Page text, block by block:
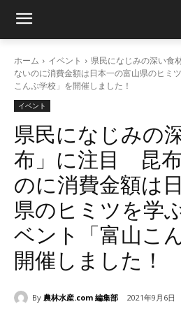
ホーム イベント
県民になじみの深い
ないのに消費金額は日本一の富山県のヒミ
こんぶ学校」を開催しました！
イベント
県民になじみの
布」に注目 昆
のに消費金額は
県のヒミツを学
ベント「富山こ
開催しました！
By 農林水産.com 編集部 2021年9月6日